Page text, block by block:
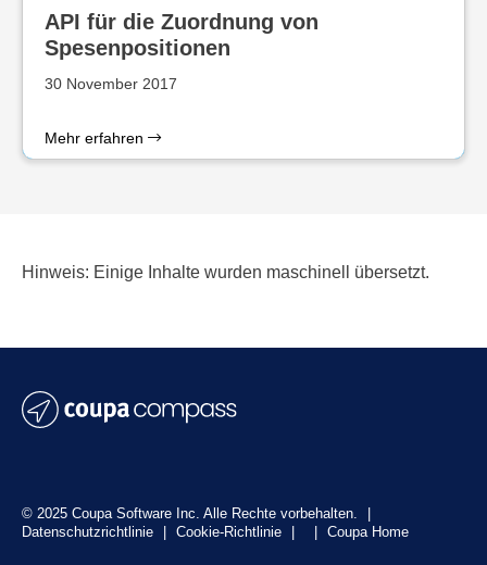
API für die Zuordnung von
Spesenpositionen
30 November 2017
Mehr erfahren
Hinweis: Einige Inhalte wurden maschinell übersetzt.
© 2025 Coupa Software Inc. Alle Rechte vorbehalten.
Datenschutzrichtlinie
Cookie-Richtlinie Coupa Home